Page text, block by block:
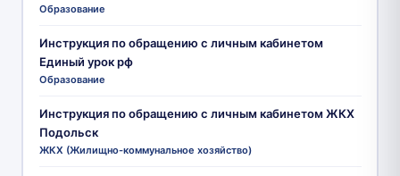
Образование
Инструкция по обращению с личным кабинетом
Единый урок рф
Образование
Инструкция по обращению с личным кабинетом ЖКХ
Подольск
ЖКХ (Жилищно-коммунальное хозяйство)